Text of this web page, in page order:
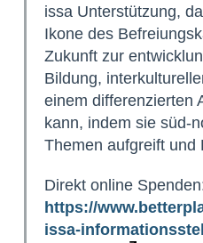
issa Unterstützung,
Ikone des
Zukunft zur
Bildung,
einem differenzierten
kann, indem sie süd-
Themen aufgreift und
Direkt online
https://
issa-